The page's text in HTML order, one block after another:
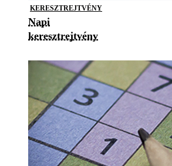
KERESZTREJTVÉNY
Napi
keresztrejtvény